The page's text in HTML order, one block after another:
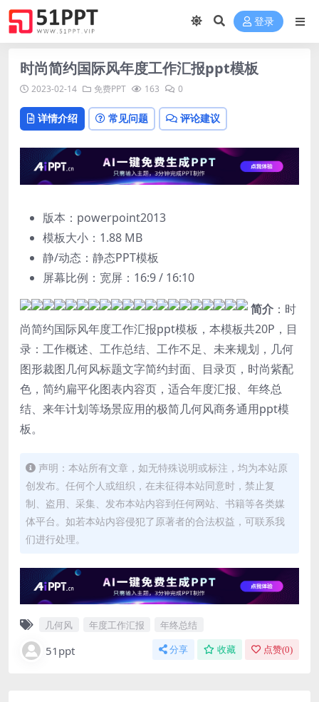
登录
时尚简约国际风年度工作汇报ppt模板
2023-02-14 免费PPT 163 0
详情介绍 常见问题 评论建议
版本：powerpoint2013
模板大小： 1.88 MB
静/动态：静态PPT模板
屏幕比例：宽屏：16:9 / 16:10
简介 ：时
尚简约国际风年度工作汇报ppt模板，本模板共20P，目
录：工作概述、工作总结、工作不足、未来规划，几何
图形裁图几何风标题文字简约封面、目录页，时尚紫配
色，简约扁平化图表内容页，适合年度汇报、年终总
结、来年计划等场景应用的极简几何风商务通用ppt模
板。
声明：本站所有文章，如无特殊说明或标注，均为本站原
创发布。任何个人或组织，在未征得本站同意时，禁止复
制、盗用、采集、发布本站内容到任何网站、书籍等各类媒
体平台。如若本站内容侵犯了原著者的合法权益，可联系我
们进行处理。
几何风 年度工作汇报 年终总结
51ppt 分享 收藏 点赞(0)